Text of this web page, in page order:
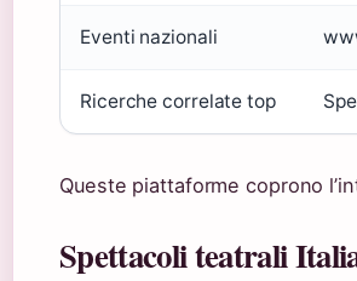
Eventi nazionali
Ricerche correlate top
Queste piattaforme coprono
Spettacoli teatrali